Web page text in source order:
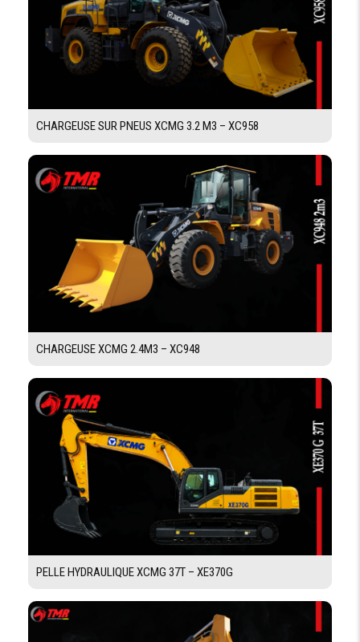
CHARGEUSE SUR PNEUS XCMG 3.2 M3 – XC958
CHARGEUSE XCMG 2.4M3 – XC948
PELLE HYDRAULIQUE XCMG 37T – XE370G